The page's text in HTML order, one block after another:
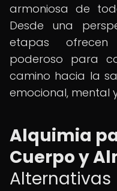
armoniosa de
Desde una
etapas
poderoso para
camino hacia la
emocional, mental
Alquimia
Cuerpo y
Alternativas